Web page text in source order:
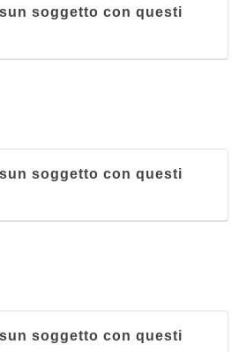
soggetto con questi
soggetto con questi
soggetto con questi